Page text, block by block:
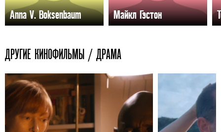
Anna V. Boksenbaum Майкл Гэстон
ДРУГИЕ КИНОФИЛЬМЫ / ДРАМА